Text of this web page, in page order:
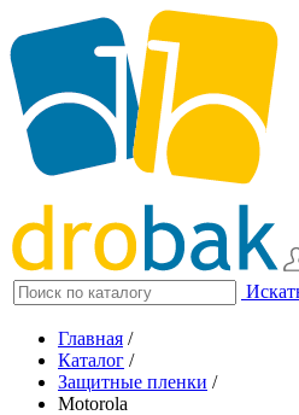
Главная /
Каталог /
Защитные пленки /
Motorola